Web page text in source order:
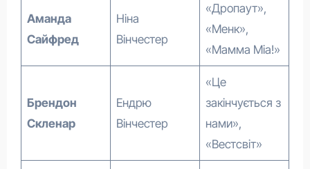
Аманда
Сайфред
Ніна
Вінчестер
«Дропаут»,
«Менк»,
«Мамма Міа!»
Брендон
Скленар
Ендрю
Вінчестер
«Це
закінчується з
нами»,
«Вестсвіт»